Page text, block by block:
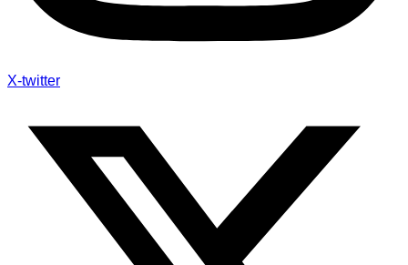
X-twitter